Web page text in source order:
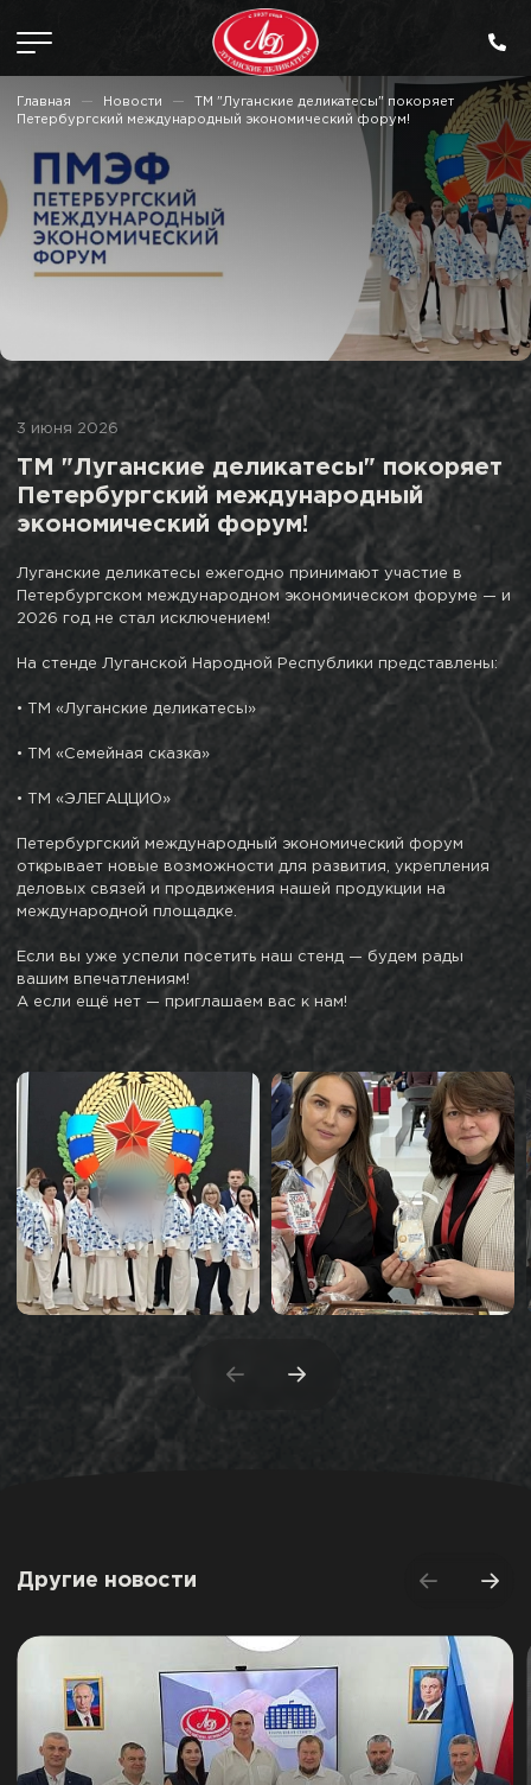
Главная Новости
ТМ "Луганские деликатесы" покоряет
Петербургский международный экономический форум!
3 июня 2026
ТМ "Луганские деликатесы" покоряет
Петербургский международный
экономический форум!
Луганские деликатесы ежегодно принимают участие в
Петербургском международном экономическом форуме — и
2026 год не стал исключением!
На стенде Луганской Народной Республики представлены:
• ТМ «Луганские деликатесы»
• ТМ «Семейная сказка»
• ТМ «ЭЛЕГАЦЦИО»
Петербургский международный экономический форум
открывает новые возможности для развития, укрепления
деловых связей и продвижения нашей продукции на
международной площадке.
Если вы уже успели посетить наш стенд — будем рады
вашим впечатлениям!
А если ещё нет — приглашаем вас к нам!
Другие новости